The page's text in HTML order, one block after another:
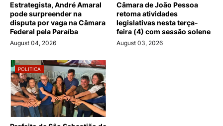
Estrategista, André Amaral
pode surpreender na
disputa por vaga na Câmara
Federal pela Paraíba
August 04, 2026
Câmara de João Pessoa
retoma atividades
legislativas nesta terça-
feira (4) com sessão solene
August 03, 2026
POLITICA